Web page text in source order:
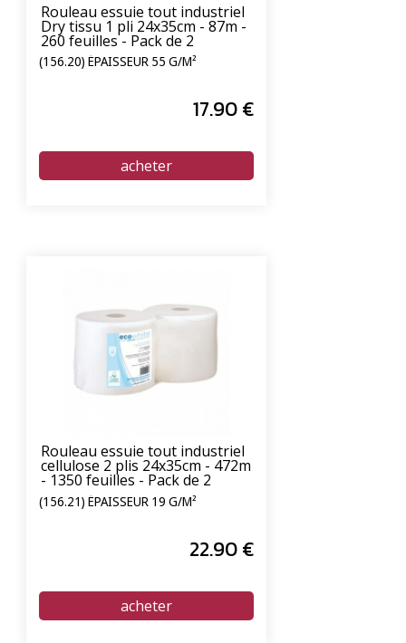
Rouleau essuie tout industriel
Dry tissu 1 pli 24x35cm - 87m -
260 feuilles - Pack de 2
(156.20) ÉPAISSEUR 55 G/M²
17.90€
Rouleau essuie tout industriel
cellulose 2 plis 24x35cm - 472m
- 1350 feuilles - Pack de 2
(156.21) ÉPAISSEUR 19 G/M²
22.90€